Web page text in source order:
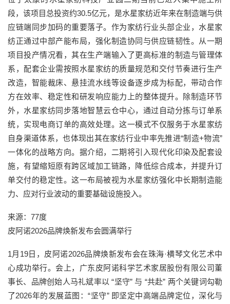
段，该项目总投资约30.5亿元，是水星家纺近年来在制造端与供
应链端同步加码的重要落子。作为家纺行业头部企业，水星家
纺正通过中部产能布局，强化制造协同与供应链韧性。从一期
项目投产情况看，其在生产端输入了更高标准的制造与管理体
系，配套企业需按照水星家纺的质量规范和交付节奏进行生产
改造，智能裁床、悬挂流水线等设备逐步成为标配，带动合作
方在效率、稳定性和研发响应能力上的整体提升。除制造环节
外，水星家纺同步落地智慧云仓中心，通过自动分拣与订单系
统，实现电商订单的高效处理。这一模式不仅服务于水星家纺
自身渠道体系，也体现出其在家纺行业中率先推进“制造+物流”
一体化的战略方向。据介绍，二期将引入现代化印染及配套设
施，有望缩短原有跨区域加工链路，降低综合成本，并提升订
单交付的稳定性。这一布局被视为水星家纺强化中长期制造能
力、应对行业波动的重要基础设施投入。
来源：77度
皮阿诺2026品牌焕新发布会圆满举行
1月19日，皮阿诺2026品牌焕新发布会在珠海·横琴文化艺术中
心成功举行。会上，广东皮阿诺科学艺术家居股份有限公司董
事长、品牌创始人马礼斌率以 “坚守” 与 “共赴” 两个关键词勾勒
了2026年的发展蓝图：“坚守” 即坚定中高端品牌定位，深化与